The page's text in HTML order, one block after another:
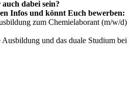
dabei sein?
Infos und könnt Euch bewerben:
zum Chemielaborant (m/w/d)
und das duale Studium bei